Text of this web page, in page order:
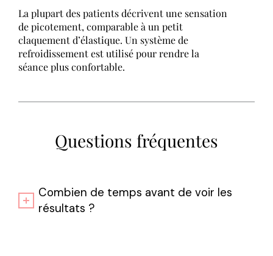
La plupart des patients décrivent une sensation
de picotement, comparable à un petit
claquement d’élastique. Un système de
refroidissement est utilisé pour rendre la
séance plus confortable.
Questions fréquentes
Combien de temps avant de voir les
résultats ?